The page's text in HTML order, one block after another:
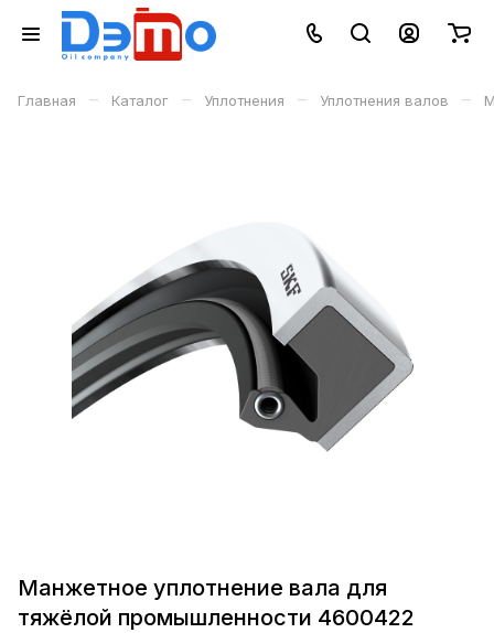
Главная – Каталог – Уплотнения – Уплотнения валов –
Манжетное уплотнение вала для
тяжёлой промышленности 4600422